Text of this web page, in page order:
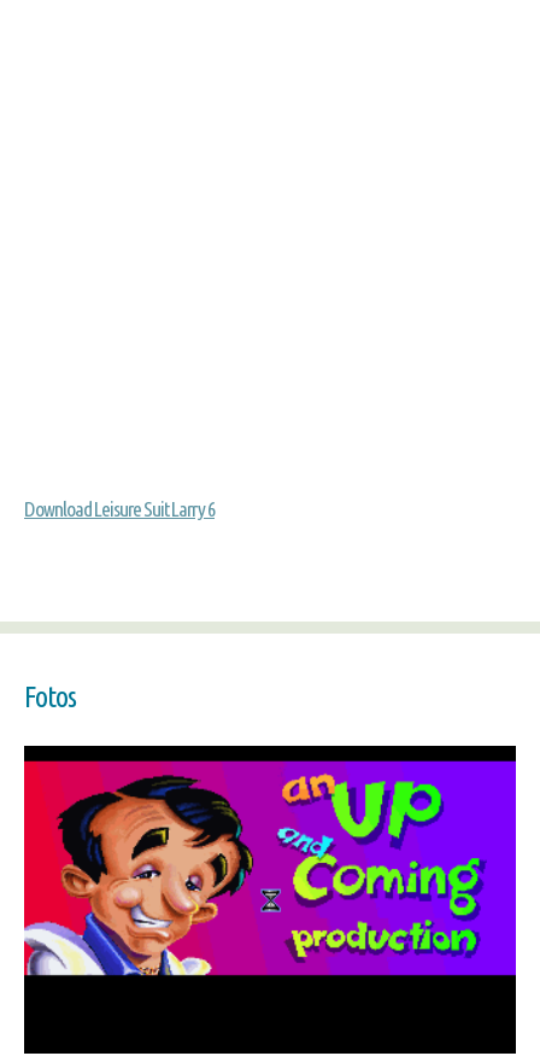
Download Leisure Suit Larry 6
Fotos